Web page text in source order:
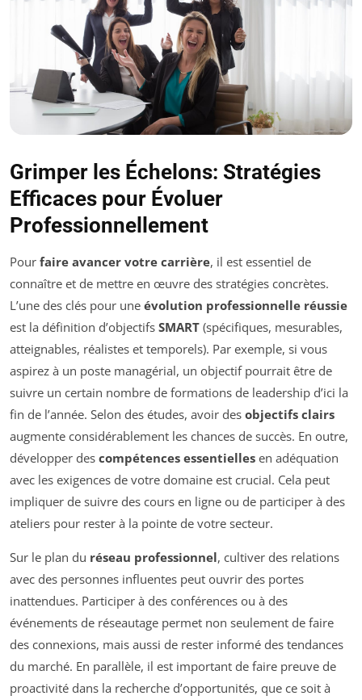
Grimper les Échelons: Stratégies
Efficaces pour Évoluer
Professionnellement
Pour faire avancer votre carrière, il est essentiel de
connaître et de mettre en œuvre des stratégies concrètes.
L’une des clés pour une évolution professionnelle réussie
est la définition d’objectifs SMART (spécifiques, mesurables,
atteignables, réalistes et temporels). Par exemple, si vous
aspirez à un poste managérial, un objectif pourrait être de
suivre un certain nombre de formations de leadership d’ici la
fin de l’année. Selon des études, avoir des objectifs clairs
augmente considérablement les chances de succès. En outre,
développer des compétences essentielles en adéquation
avec les exigences de votre domaine est crucial. Cela peut
impliquer de suivre des cours en ligne ou de participer à des
ateliers pour rester à la pointe de votre secteur.
Sur le plan du réseau professionnel, cultiver des relations
avec des personnes influentes peut ouvrir des portes
inattendues. Participer à des conférences ou à des
événements de réseautage permet non seulement de faire
des connexions, mais aussi de rester informé des tendances
du marché. En parallèle, il est important de faire preuve de
proactivité dans la recherche d’opportunités, que ce soit à